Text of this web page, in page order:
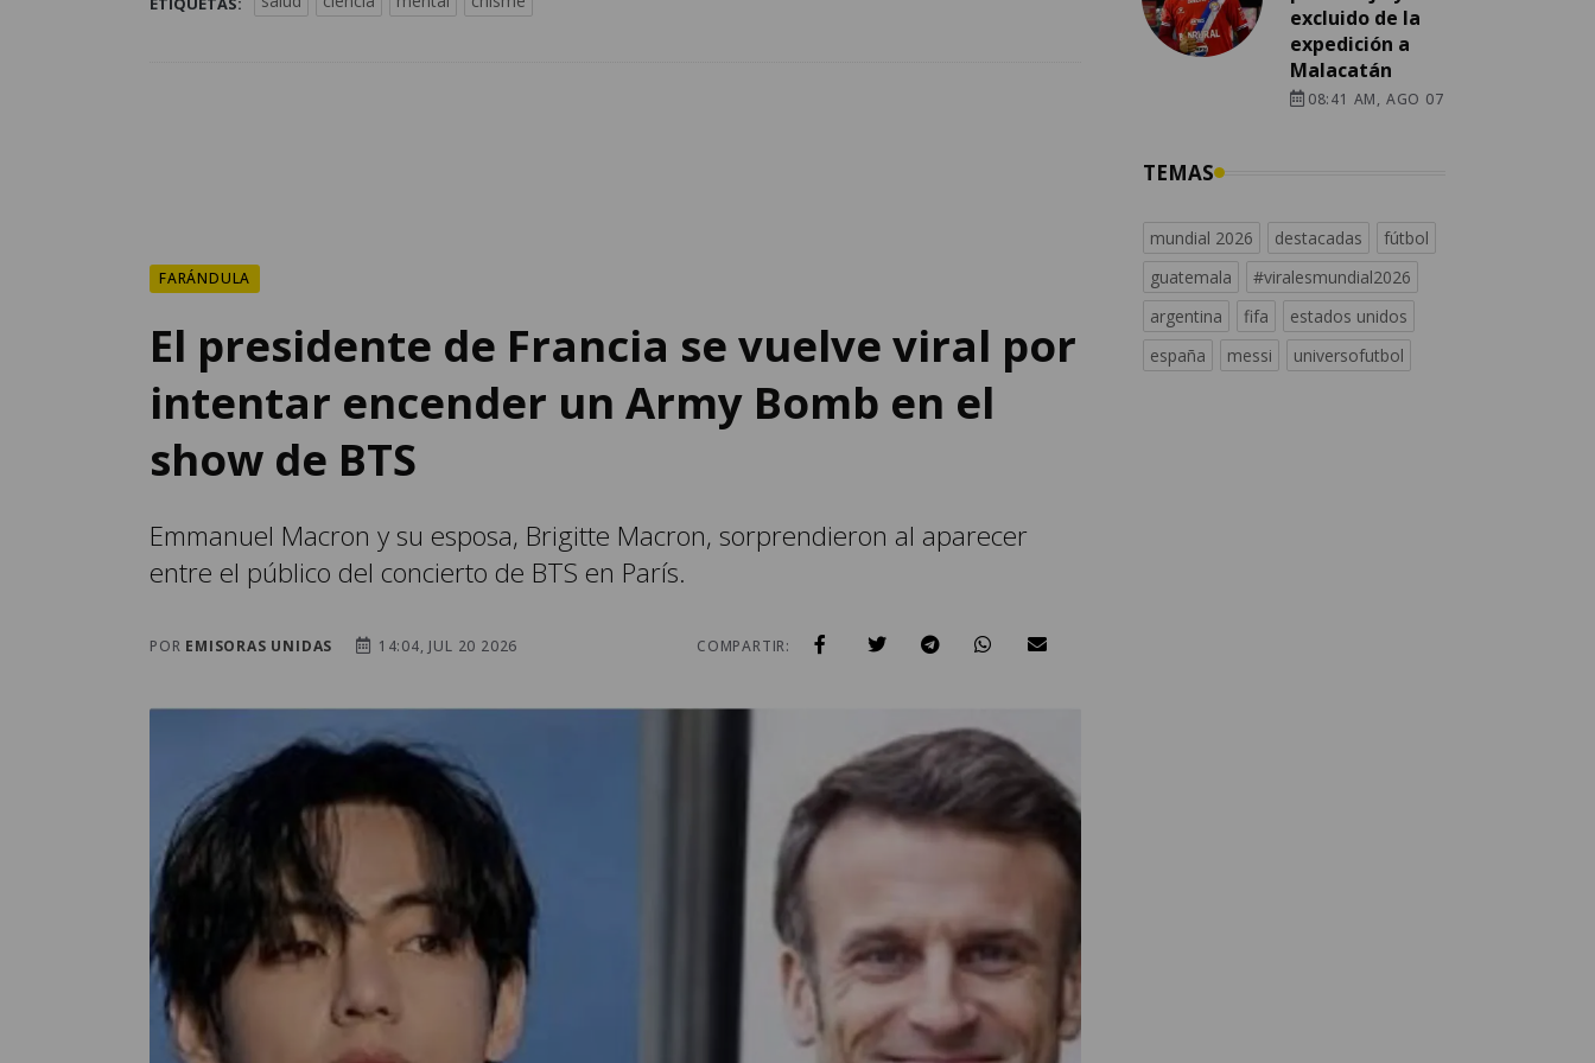
excluido de la
expedición a
Malacatán
08:41 AM, AGO 07
TEMAS
mundial 2026 destacadas
fútbol
guatemala
#viralesmundial2026
argentina
fifa
estados unidos
españa
messi universofutbol
FARÁNDULA
El presidente de Francia se vuelve viral por
intentar encender un Army Bomb en el
show de BTS
Emmanuel Macron y su esposa, Brigitte Macron, sorprendieron al aparecer
entre el público del concierto de BTS en París.
POR EMISORAS UNIDAS 14:04, JUL 20 2026 COMPARTIR: